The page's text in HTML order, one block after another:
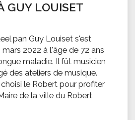
GUY LOUISET
pan Guy Louiset s'est
2022 à l'âge de 72 ans
maladie. Il fût musicien
des ateliers de musique.
le Robert pour profiter
de la ville du Robert